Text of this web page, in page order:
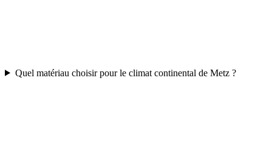
Quel matériau choisir pour le climat continental de Metz ?